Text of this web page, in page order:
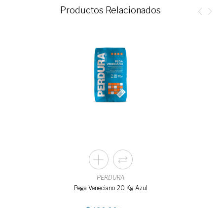
Productos Relacionados
PERDURA
Pega Veneciano 20 Kg Azul